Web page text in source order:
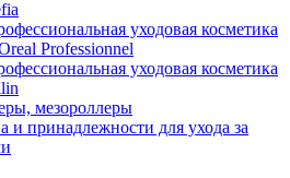
уходовая косметика
Professionnel
уходовая косметика
мезороллеры
и принадлежности для ухода за